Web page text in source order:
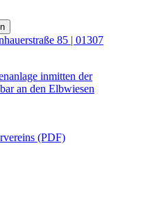
85 | 01307
inmitten der
an den Elbwiesen
(PDF)